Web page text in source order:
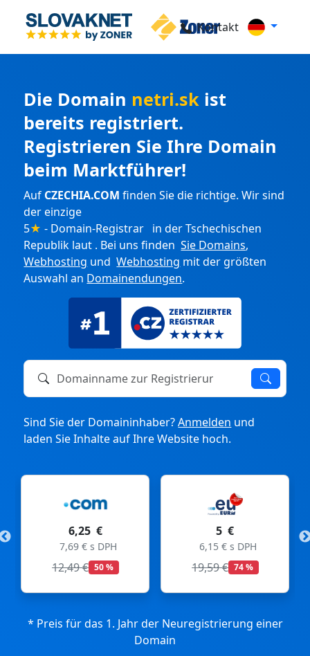
Kontakt
Die Domain netri.sk ist
bereits registriert.
Registrieren Sie Ihre Domain
beim Marktführer!
Auf CZECHIA.COM finden Sie die richtige. Wir sind
der einzige
5★ - Domain-Registrar in der Tschechischen
Republik laut . Bei uns findenSie Domains,
Webhosting undWebhosting mit der größten
Auswahl an Domainendungen.
Domainname zur Registrierung oder zum Transfer
Sind Sie der Domaininhaber?Anmelden und
laden Sie Inhalte auf Ihre Website hoch.
6,15 € s DPH
19,59 €
13,53 € s DPH
* Preis für das 1. Jahr der Neuregistrierung einer
Domain